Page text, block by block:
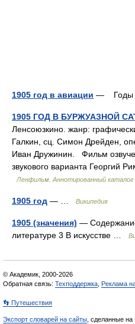
1905 год в авиации — Годы
1905 ГОД В БУРЖУАЗНОЙ
Ленсоюзкино. жанр:
Галкин, сц. Симон Дрейден,
Иван Дружинин. Фильм
звукового варианта Георгий
Ленфильм. Аннотированный каталог
1905 год — … Википедия
1905 (значения) —
литературе 3 В искусстве …
© Академик, 2000-2026
Обратная связь: Техподдержка Реклама
👣 Путешествия
Экспорт словарей на сайты , сделанные на